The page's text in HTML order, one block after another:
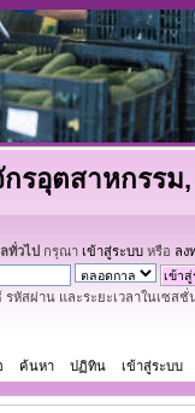
กรอุตสาหกรร
ทั่วไป กรุณา เข้าสู่ระบบหรือ ลง
รหัสผ่าน และระยะเวลาในเซสชั่
ค้นหา ปฏิทิน เข้าสู่ระบบ